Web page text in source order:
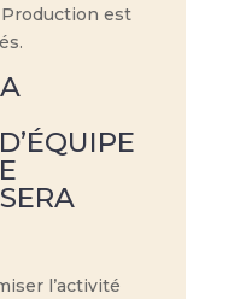
Production est
l’activité